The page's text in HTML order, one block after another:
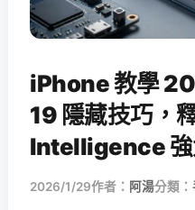
iPhone 教學
19 隱藏技巧，
Intelligence 強
2026/1/29作者： 阿湯分類：